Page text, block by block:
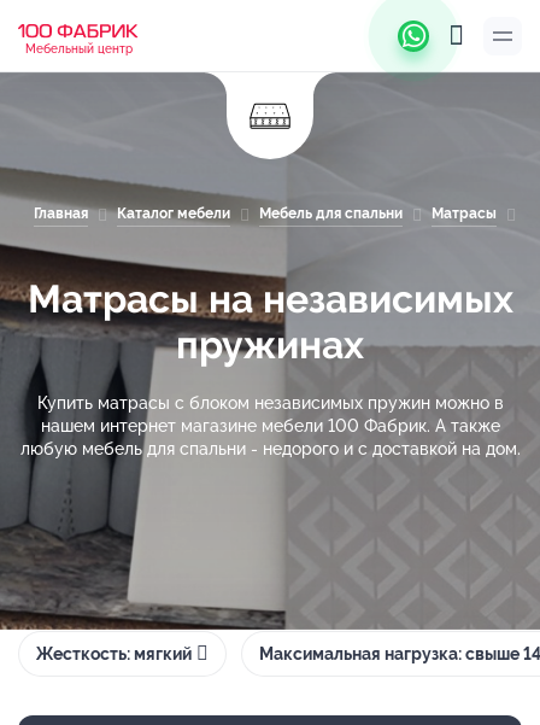
Мебельный центр
Главная Каталог мебели Мебель для спальни Матрасы
Матрасы на независимых
пружинах
Купить матрасы с блоком независимых пружин можно в
нашем интернет магазине мебели 100 Фабрик. А также
любую мебель для спальни - недорого и с доставкой на дом.
Жесткость: мягкий Максимальная нагрузка: свыше